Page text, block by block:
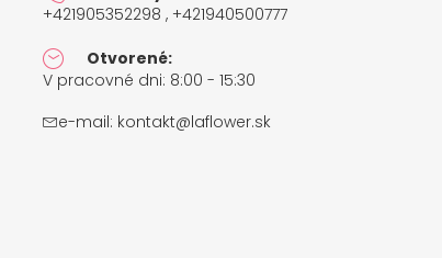
+421905352298 , +421940500777
Otvorené:
V pracovné dni: 8:00 - 15:30
e-mail: kontakt@laflower.sk